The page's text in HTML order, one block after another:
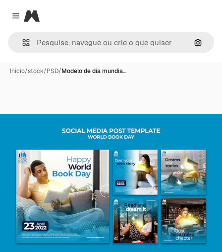
Close menu
Magnific
Início/stock/PSD/Modelo de dia mundia…